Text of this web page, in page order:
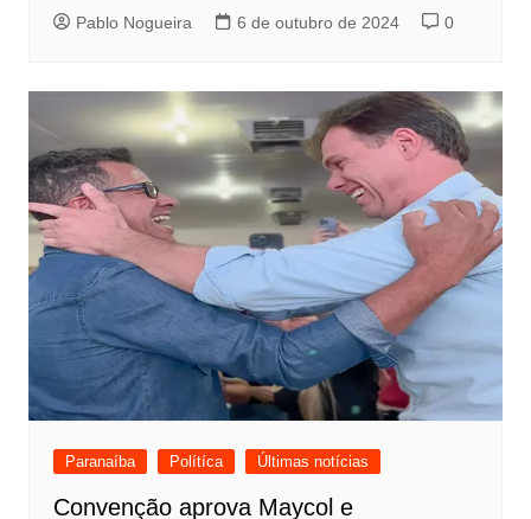
Pablo Nogueira 6 de outubro de 2024 0
Paranaíba Polítíca Últimas notícias
Convenção aprova Maycol e